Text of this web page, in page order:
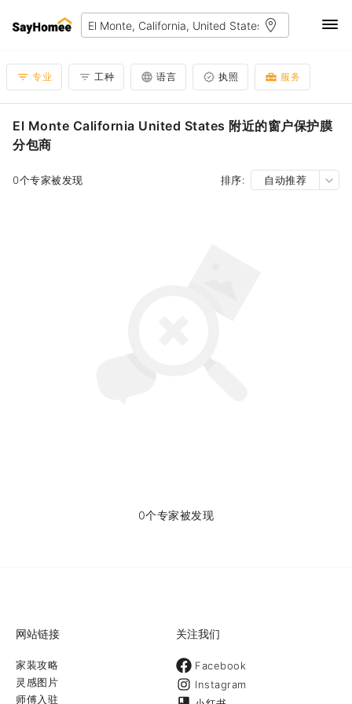
专业 工种 语言 执照 服务
El Monte California United States 附近的窗户保护膜
分包商
0个专家被发现 排序: 自动推荐
0个专家被发现
网站链接
家装攻略
灵感图片
师傅入驻
关注我们
Facebook
Instagram